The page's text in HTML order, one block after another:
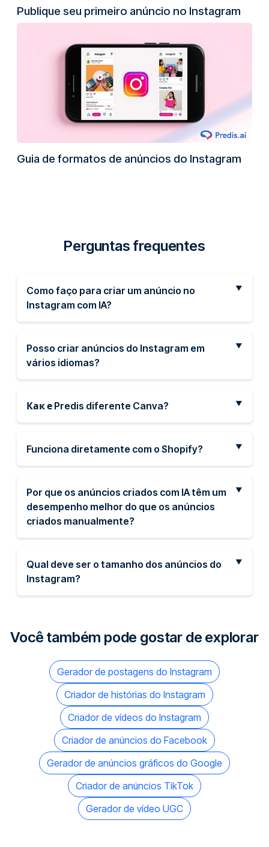
Publique seu primeiro anúncio no Instagram
Guia de formatos de anúncios do Instagram
Perguntas frequentes
Como faço para criar um anúncio no
Instagram com IA?
Posso criar anúncios do Instagram em
vários idiomas?
Как е Predis diferente Canva?
Funciona diretamente com o Shopify?
Por que os anúncios criados com IA têm um
desempenho melhor do que os anúncios
criados manualmente?
Qual deve ser o tamanho dos anúncios do
Instagram?
Você também pode gostar de explorar
Gerador de postagens do Instagram
Criador de histórias do Instagram
Criador de vídeos do Instagram
Criador de anúncios do Facebook
Gerador de anúncios gráficos do Google
Criador de anúncios TikTok
Gerador de vídeo UGC